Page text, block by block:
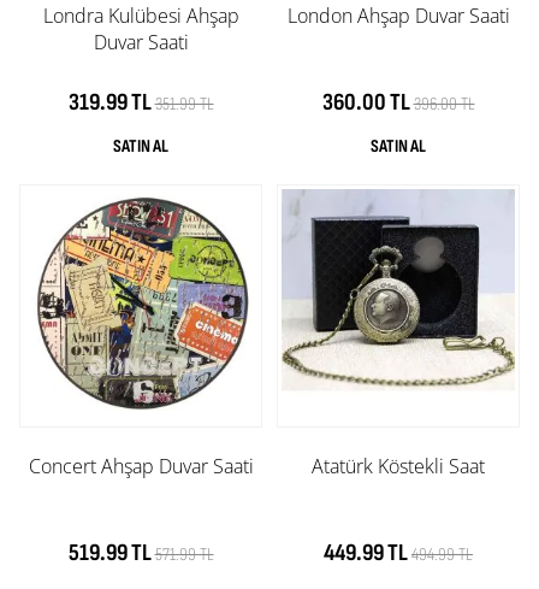
Londra Kulübesi Ahşap
Duvar Saati
319.99 TL351.99 TL
London Ahşap Duvar Saati
360.00 TL396.00 TL
Concert Ahşap Duvar Saati
519.99 TL571.99 TL
Atatürk Köstekli Saat
449.99 TL494.99 TL